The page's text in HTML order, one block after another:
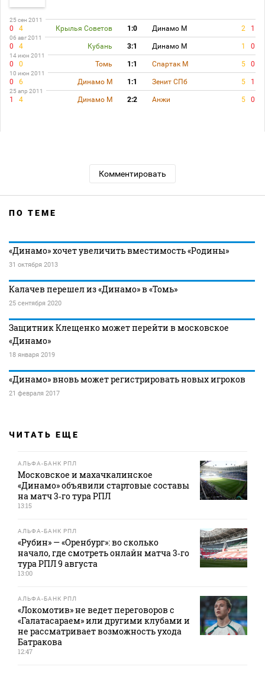
25 сен 2011
0 4 Крылья Советов 1:0 Динамо М 2 1
06 авг 2011
0 4 Кубань 3:1 Динамо М 1 0
14 июн 2011
0 0 Томь 1:1 Спартак М 5 0
10 июн 2011
0 6 Динамо М 1:1 Зенит СПб 5 1
25 апр 2011
1 4 Динамо М 2:2 Анжи 5 0
Комментировать
ПО ТЕМЕ
«Динамо» хочет увеличить вместимость «Родины»
31 октября 2013
Калачев перешел из «Динамо» в «Томь»
25 сентября 2020
Защитник Клещенко может перейти в московское
«Динамо»
18 января 2019
«Динамо» вновь может регистрировать новых игроков
21 февраля 2017
ЧИТАТЬ ЕЩЕ
АЛЬФА-БАНК РПЛ
Московское и махачкалинское
«Динамо» объявили стартовые составы
на матч 3‑го тура РПЛ
13:15
АЛЬФА-БАНК РПЛ
«Рубин» — «Оренбург»: во сколько
начало, где смотреть онлайн матча 3‑го
тура РПЛ 9 августа
13:00
АЛЬФА-БАНК РПЛ
«Локомотив» не ведет переговоров с
«Галатасараем» или другими клубами и
не рассматривает возможность ухода
Батракова
12:47